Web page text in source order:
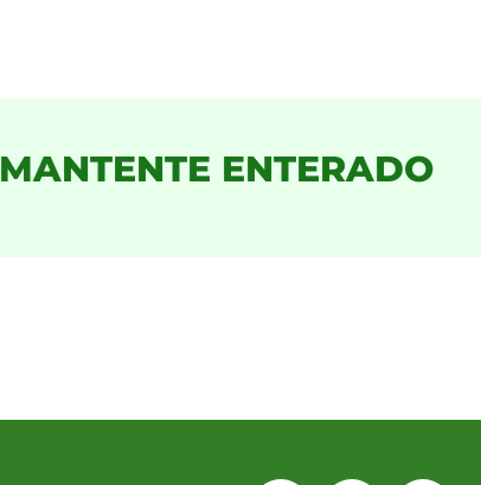
MANTENTE ENTERADO